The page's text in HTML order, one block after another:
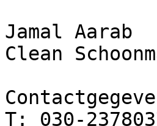
Jamal Aarab
Clean
T: 030-